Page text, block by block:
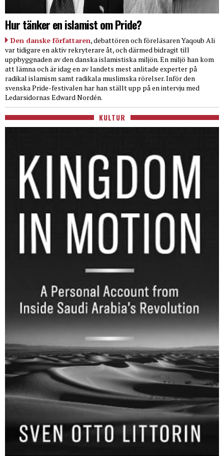
Hur tänker en islamist om Pride?
Den danske författaren, debattören och föreläsaren Yaqoub Ali
var tidigare en aktiv rekryterare åt, och därmed bidragit till
uppbyggnaden av den danska islamistiska miljön. En miljö han kom
att lämna och är idag en av landets mest anlitade experter på
radikal islamism samt radikala muslimska rörelser. Inför den
svenska Pride-festivalen har han ställt upp på en intervju med
Ledarsidornas Edward Nordén.
KULTUR